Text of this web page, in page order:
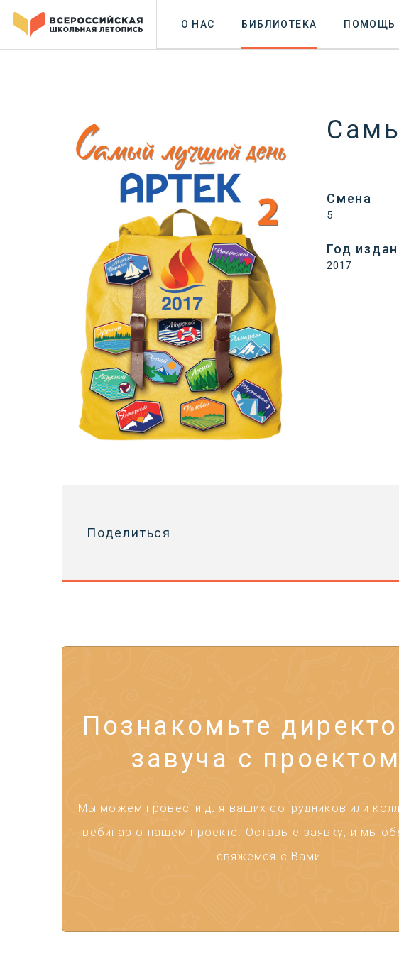
О НАС БИБЛИОТЕКА ПОМОЩЬ
...
Смена
5
Год
2017
Поделиться
Познакомьте
завуча с
Мы можем провести для ваших сотрудников или
вебинар о нашем проекте. Оставьте заявку, и мы
свяжемся с Вами!